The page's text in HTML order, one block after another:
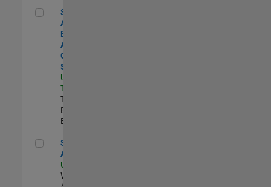
Senior Application Engineer - Aerospace - Control Systems
Senior
Application
Engineer -
Aerospace -
Control
Systems
US-CA-
Torrance
Technical Sales
Engineering |
Experimentado
Senior Applied AI Engineer
Senior Applied
AI Engineer
US-MA-Natick
Web